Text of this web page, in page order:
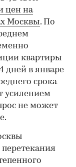
цен на
Москвы. По
квартиры
дней в январе
срока
усилением
не может
перетекания